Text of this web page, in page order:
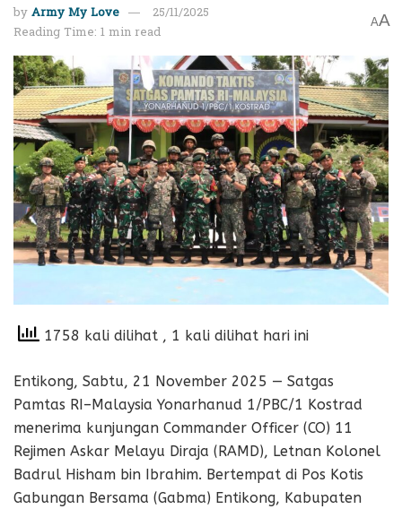
byArmy My Love
25/11/2025
Reading Time: 1 min read
AA
1758 kali dilihat , 1 kali dilihat hari ini
Entikong, Sabtu, 21 November 2025 — Satgas
Pamtas RI–Malaysia Yonarhanud 1/PBC/1 Kostrad
menerima kunjungan Commander Officer (CO) 11
Rejimen Askar Melayu Diraja (RAMD), Letnan Kolonel
Badrul Hisham bin Ibrahim. Bertempat di Pos Kotis
Gabungan Bersama (Gabma) Entikong, Kabupaten